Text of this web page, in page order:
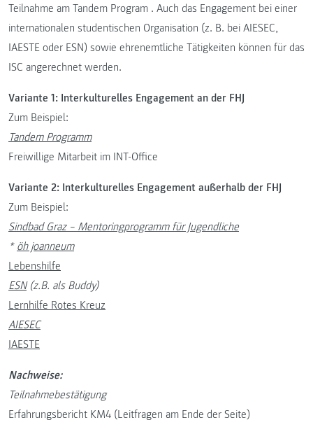
Teilnahme am Tandem Program . Auch das Engagement bei einer
internationalen studentischen Organisation (z. B. bei AIESEC,
IAESTE oder ESN) sowie ehrenemtliche Tätigkeiten können für das
ISC angerechnet werden.
Variante 1: Interkulturelles Engagement an der FHJ
Zum Beispiel:
Tandem Programm
Freiwillige Mitarbeit im INT-Office
Variante 2: Interkulturelles Engagement außerhalb der FHJ
Zum Beispiel:
Sindbad Graz – Mentoringprogramm für Jugendliche
* öh joanneum
Lebenshilfe
ESN(z.B. als Buddy)
Lernhilfe Rotes Kreuz
AIESEC
IAESTE
Nachweise:
Teilnahmebestätigung
Erfahrungsbericht KM4 (Leitfragen am Ende der Seite)